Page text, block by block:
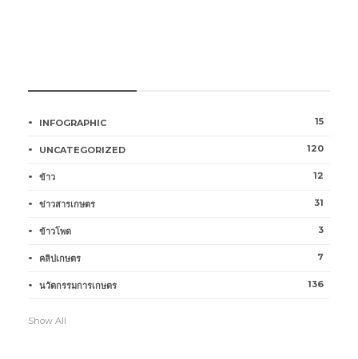
INFOGRAPHIC 15
UNCATEGORIZED 120
ข้าว 12
ข่าวสารเกษตร 31
ข้าวโพด 3
คลิปเกษตร 7
นวัตกรรมการเกษตร 136
Show All